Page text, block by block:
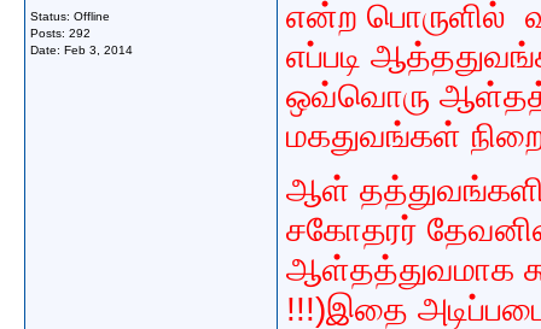
Status: Offline
Posts: 292
Date: Feb 3, 2014
என்ற பொருளில்
எப்படி
ஒவ்வொரு
மகதுவங்கள்
ஆள்
சகோதரர்
ஆள்தத்துவமாக
!!!)இதை